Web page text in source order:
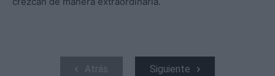
Atrás Siguiente